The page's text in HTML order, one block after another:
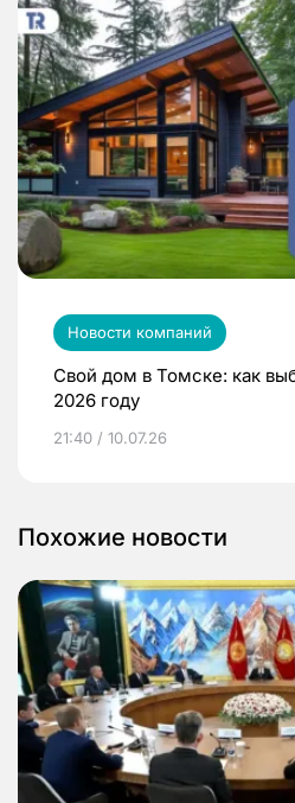
Новости компаний
Свой дом в Томске: как
2026 году
21:40 / 10.07.26
Похожие новости